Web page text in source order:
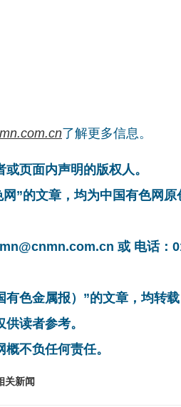
了解更多信息。
页面内声明的版权人。
”的文章，均为中国有色网
或 电话：
色金属报）”的文章，均转
读者参考。
不负任何责任。
关新闻